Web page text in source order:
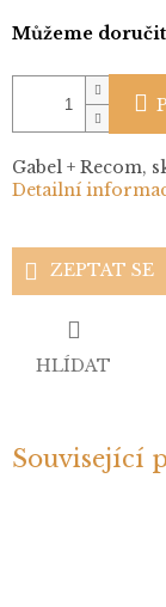
Můžeme
Gabel + Recom,
Detailní
ZEPTAT SE
HLÍDAT
Související